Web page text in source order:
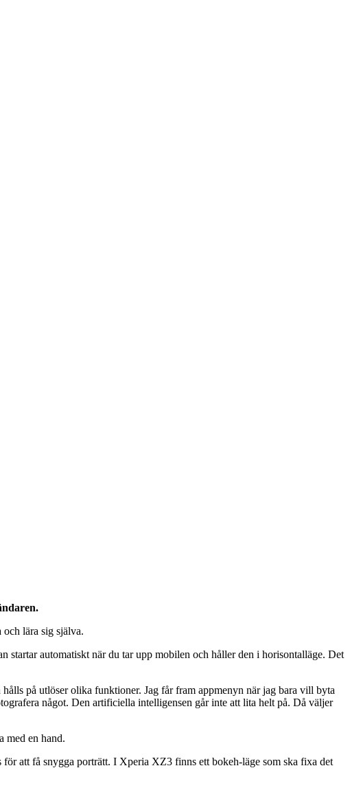
lära sig själva.
startar automatiskt när du tar upp mobilen och håller den i horisontalläge. Det
på utlöser olika funktioner. Jag får fram appmenyn när jag bara vill byta
något. Den artificiella intelligensen går inte att lita helt på. Då väljer
med en hand.
att få snygga porträtt. I Xperia XZ3 finns ett bokeh-läge som ska fixa det